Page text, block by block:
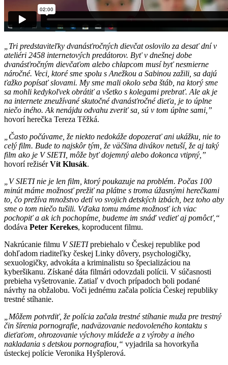
„Tri predstaviteľky dvanásťročných dievčat oslovilo za desať dní v
ateliéri 2458 internetových predátorov. Byť v dnešnej dobe
dvanásťročným dievčaťom alebo chlapcom musí byť nesmierne
náročné. Veci, ktoré sme spolu s Anežkou a Sabinou zažili, sa dajú
ťažko popísať slovami. My sme mali okolo seba štáb, na ktorý sme
sa mohli kedykoľvek obrátiť a všetko s kolegami prebrať. Ale ak je
na internete zneužívané skutočné dvanásťročné dieťa, je to úplne
niečo iného. Ak nenájdu odvahu zveriť sa, sú v tom úplne sami,”
hovorí herečka Tereza Těžká.
„Často počúvame, že niekto nedokáže dopozerať ani ukážku, nie to
celý film. Bude to najskôr tým, že väčšina divákov netuší, že aj taký
film ako je V SIETI, môže byť dojemný alebo dokonca vtipný,”
hovorí režisérVít Klusák.
„V SIETI nie je len film, ktorý poukazuje na problém. Počas 100
minút máme možnosť prežiť na plátne s troma úžasnými herečkami
to, čo prežíva množstvo detí vo svojich detských izbách, bez toho aby
sme o tom niečo tušili. Vďaka tomu máme možnosť ich viac
pochopiť a ak ich pochopíme, budeme im snáď vedieť aj pomôcť,“
dodáva Peter Kerekes, koproducent filmu.
Nakrúcanie filmu V SIETIprebiehalo v Českej republike pod
dohľadom riaditeľky českej Linky dôvery, psychologičky,
sexuologičky, advokáta a kriminalistu so špecializáciou na
kyberšikanu. Získané dáta filmári odovzdali polícii. V súčasnosti
prebieha vyšetrovanie. Zatiaľ v dvoch prípadoch boli podané
návrhy na obžalobu. Voči jednému začala polícia Českej republiky
trestné stíhanie.
„Môžem potvrdiť, že polícia začala trestné stíhanie muža pre trestný
čin šírenia pornografie, nadväzovanie nedovoleného kontaktu s
dieťaťom, ohrozovanie výchovy mládeže a z výroby a iného
nakladania s detskou pornografiou,“ vyjadrila sa hovorkyňa
ústeckej polície Veronika Hyšplerová.